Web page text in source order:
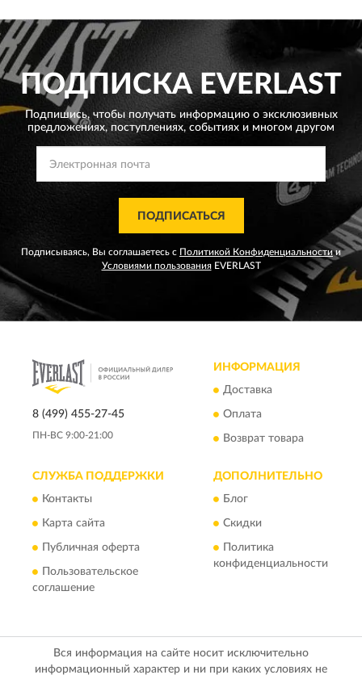
ПОДПИСКАEVERLAST
Подпишись, чтобы получать информацию о эксклюзивных
предложениях, поступлениях, событиях и многом другом
ПОДПИСАТЬСЯ
Подписываясь, Вы соглашаетесь с Политикой Конфиденциальности и
Условиями пользованияEVERLAST
8 (499) 455-27-45
ПН-ВС 9:00-21:00
ИНФОРМАЦИЯ
Доставка
Оплата
Возврат товара
СЛУЖБА ПОДДЕРЖКИ
Контакты
Карта сайта
Публичная оферта
Пользовательское
соглашение
ДОПОЛНИТЕЛЬНО
Блог
Скидки
Политика
конфиденциальности
Вся информация на сайте носит исключительно
информационный характер и ни при каких условиях не